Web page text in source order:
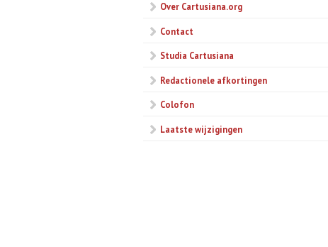
Over Cartusiana.org
Contact
Studia Cartusiana
Redactionele afkortingen
Colofon
Laatste wijzigingen